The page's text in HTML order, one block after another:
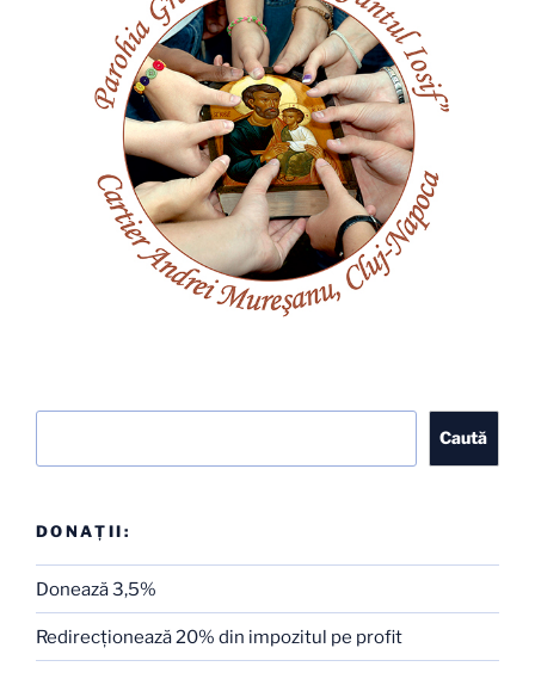
Caută
DONAȚII:
Donează 3,5%
Redirecţionează 20% din impozitul pe profit